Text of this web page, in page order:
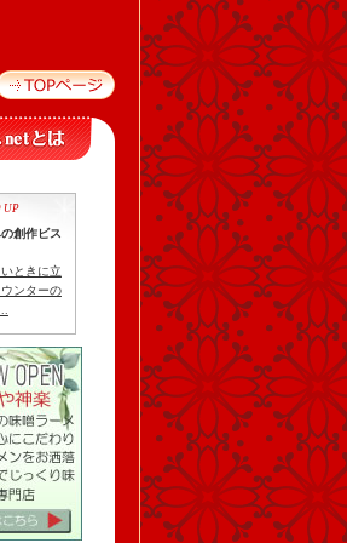
UP
創作ビス
ときに立
ンターの